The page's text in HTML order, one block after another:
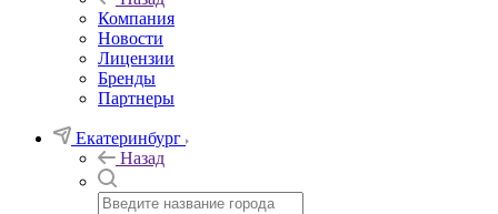
Компания
Новости
Лицензии
Бренды
Партнеры
Екатеринбург
Назад